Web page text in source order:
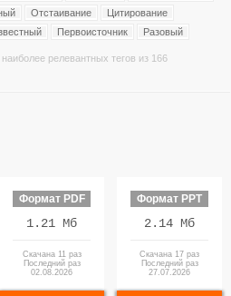
Отстаивание
Цитирование
Первоисточник Разовый
релевантных тегов из 166
Формат PDF
1.21 Мб
Скачана 11 раз
Последний раз
02.08.2026
Формат PPT
2.14 Мб
Скачана 17 раз
Последний раз
27.07.2026